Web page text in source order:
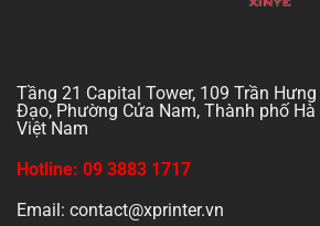
Tầng 21 Capital Tower, 109 Trần Hưng
Đạo, Phường Cửa Nam, Thành phố Hà
Việt Nam
Hotline: 09 3883 1717
Email: contact@xprinter.vn